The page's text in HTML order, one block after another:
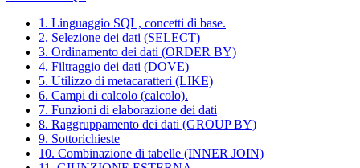
1. Linguaggio SQL, concetti di base.
2. Selezione dei dati (SELECT)
3. Ordinamento dei dati (ORDER BY)
4. Filtraggio dei dati (DOVE)
5. Utilizzo di metacaratteri (LIKE)
6. Campi di calcolo (calcolo).
7. Funzioni di elaborazione dei dati
8. Raggruppamento dei dati (GROUP BY)
9. Sottorichieste
10. Combinazione di tabelle (INNER JOIN)